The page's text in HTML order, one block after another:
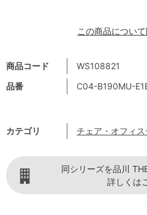
商品コード
WS108821
品番
C04-B190MU-
カテゴリ チェア・オフィス
この商品につい
同シリーズを品川
詳しくは